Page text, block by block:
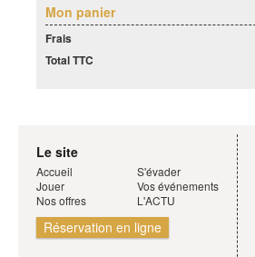
Mon panier
Frais
Total TTC
Le site
Accueil
Jouer
Nos offres
S'évader
Vos événements
L'ACTU
Réservation en ligne